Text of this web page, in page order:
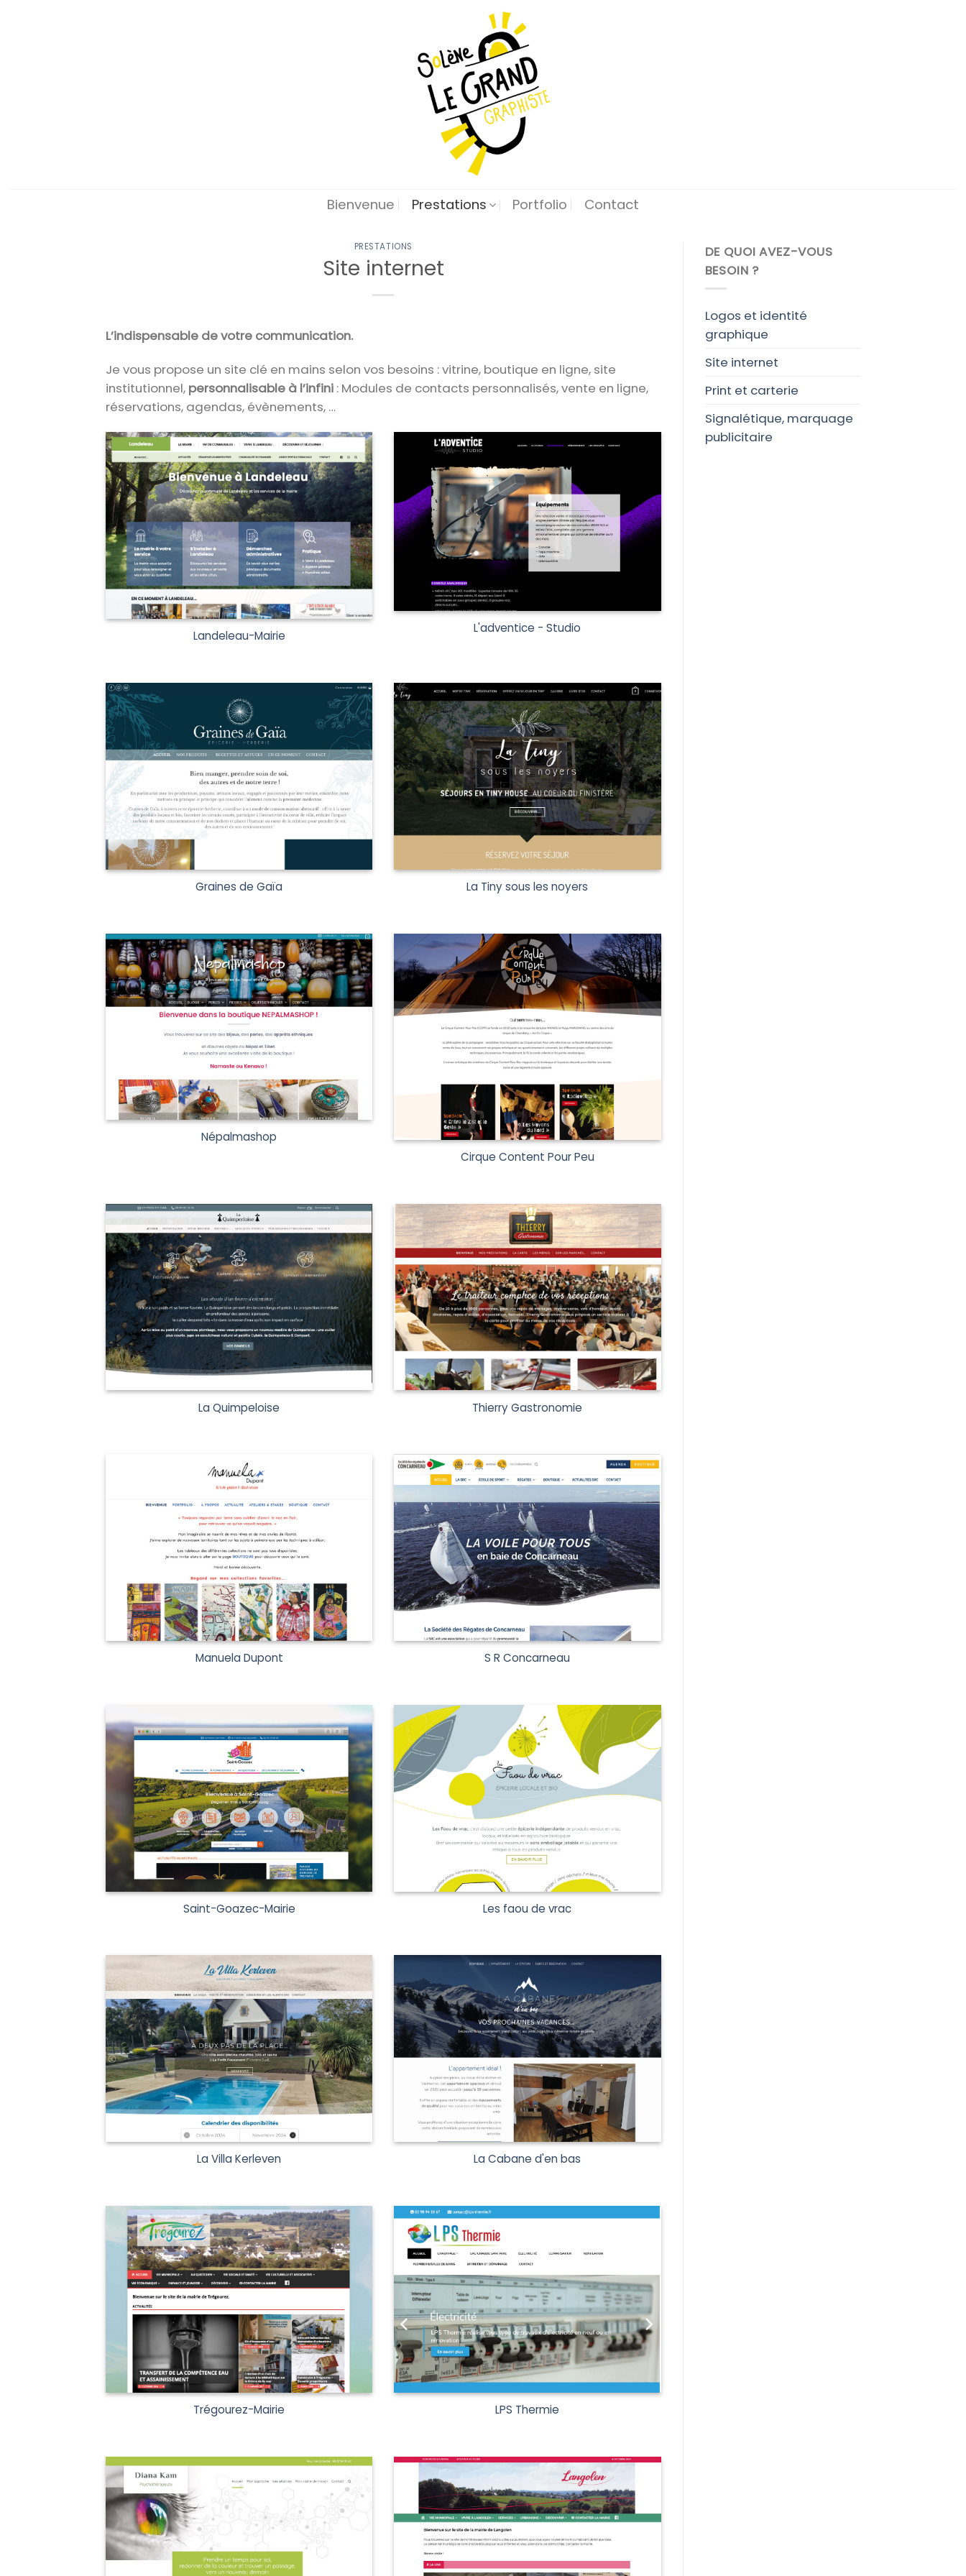
Bienvenue Prestations Portfolio Contact
PRESTATIONS
Site internet
L’indispensable de votre communication.
Je vous propose un site clé en mains selon vos besoins : vitrine, boutique en ligne, site
institutionnel, personnalisable à l’infini : Modules de contacts personnalisés, vente en ligne,
réservations, agendas, évènements, …
Landeleau-Mairie
L'adventice - Studio
Graines de Gaïa La Tiny sous les noyers
Népalmashop
Cirque Content Pour Peu
La Quimpeloise Thierry Gastronomie
Manuela Dupont S R Concarneau
Saint-Goazec-Mairie Les faou de vrac
La Villa Kerleven La Cabane d'en bas
Trégourez-Mairie LPS Thermie
DE QUOI AVEZ-VOUS
BESOIN ?
Logos et identité
graphique
Site internet
Print et carterie
Signalétique, marquage
publicitaire